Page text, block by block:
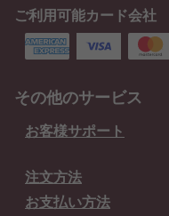
ご利用可能カード会社
その他のサービス
お客様サポート
注文方法
お支払い方法